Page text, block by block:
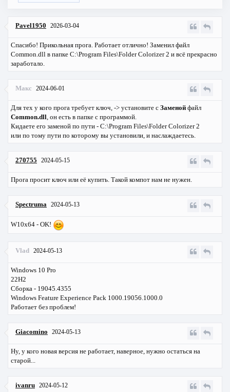
Pavel1950 2026-03-04
Спасибо! Прикольная прога. Работает отлично! Заменил файл
Common.dll в папке C:\Program Files\Folder Colorizer 2 и всё прекрасно
заработало.
Макс 2024-06-01
Для тех у кого прога требует ключ, -> установите с Заменой файл
Common.dll, он есть в папке с программой.
Кидаете его заменой по пути - C:\Program Files\Folder Colorizer 2
или по тому пути по которому вы установили, и наслаждаетесь.
270755 2024-05-15
Прога просит ключ или её купить. Такой компот нам не нужен.
Spectruma 2024-05-13
W10x64 - OK!
Vlad 2024-05-13
Windows 10 Pro
22H2
Сборка - 19045.4355
Windows Feature Experience Pack 1000.19056.1000.0
Работает без проблем!
Giacomino 2024-05-13
Ну, у кого новая версия не работает, наверное, нужно остаться на
старой...
ivanru 2024-05-12